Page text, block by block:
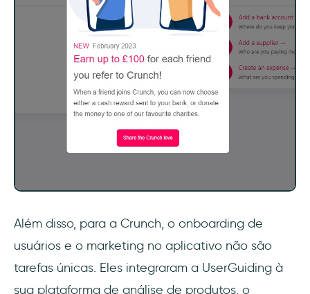
Além disso, para a Crunch, o onboarding de
usuários e o marketing no aplicativo não são
tarefas únicas. Eles integraram a UserGuiding à
sua plataforma de análise de produtos, o